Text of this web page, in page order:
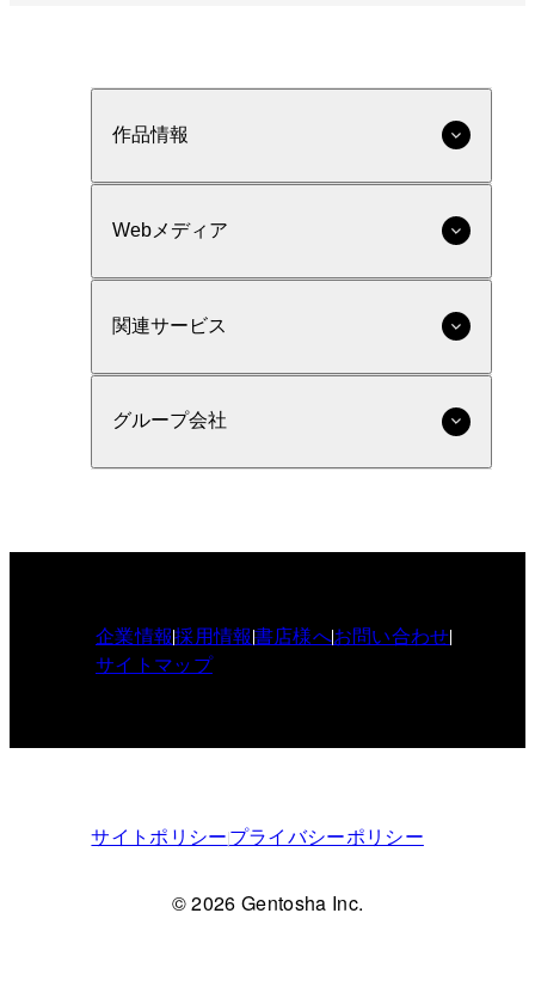
作品情報
Webメディア
関連サービス
グループ会社
企業情報採用情報書店様へお問い合わせ
サイトマップ
サイトポリシープライバシーポリシー
© 2026 Gentosha Inc.